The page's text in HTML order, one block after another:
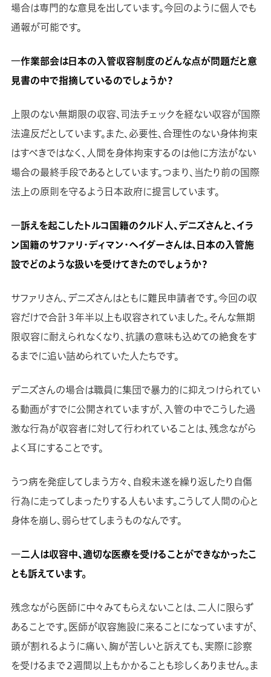
場合は専門的な意見を出しています。今回のように個人でも
通報が可能です。
―作業部会は日本の入管収容制度のどんな点が問題だと意
見書の中で指摘しているのでしょうか？
上限のない無期限の収容、司法チェックを経ない収容が国際
法違反だとしています。また、必要性、合理性のない身体拘束
はすべきではなく、人間を身体拘束するのは他に方法がない
場合の最終手段であるとしています。つまり、当たり前の国際
法上の原則を守るよう日本政府に提言しています。
―訴えを起こしたトルコ国籍のクルド人、デニズさんと、イラ
ン国籍のサファリ・ディマン・ヘイダーさんは、日本の入管施
設でどのような扱いを受けてきたのでしょうか？
サファリさん、デニズさんはともに難民申請者です。今回の収
容だけで合計３年半以上も収容されていました。そんな無期
限収容に耐えられなくなり、抗議の意味も込めての絶食をす
るまでに追い詰められていた人たちです。
デニズさんの場合は職員に集団で暴力的に抑えつけられてい
る動画がすでに公開されていますが、入管の中でこうした過
激な行為が収容者に対して行われていることは、残念ながら
よく耳にすることです。
うつ病を発症してしまう方々、自殺未遂を繰り返したり自傷
行為に走ってしまったりする人もいます。こうして人間の心と
身体を崩し、弱らせてしまうものなんです。
―二人は収容中、適切な医療を受けることができなかったこ
とも訴えています。
残念ながら医師に中々みてもらえないことは、二人に限らず
あることです。医師が収容施設に来ることになっていますが、
頭が割れるように痛い、胸が苦しいと訴えても、実際に診察
を受けるまで２週間以上もかかることも珍しくありません。ま